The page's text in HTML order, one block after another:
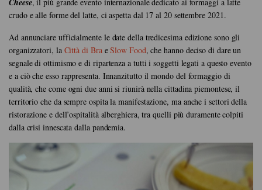
Cheese
crudo e alle forme del latte, ci aspetta dal 17 al 20 settembre 2021.
Ad annunciare ufficialmente le date della tredicesima edizione sono gli
organizzatori, la Città di BraeSlow Food, che hanno deciso di dare un
segnale di ottimismo e di ripartenza a tutti i soggetti legati a questo evento
e a ciò che esso rappresenta. Innanzitutto il mondo del formaggio di
qualità, che come ogni due anni si riunirà nella cittadina piemontese, il
territorio che da sempre ospita la manifestazione, ma anche i settori della
ristorazione e dell’ospitalità alberghiera, tra quelli più duramente colpiti
dalla crisi innescata dalla pandemia.